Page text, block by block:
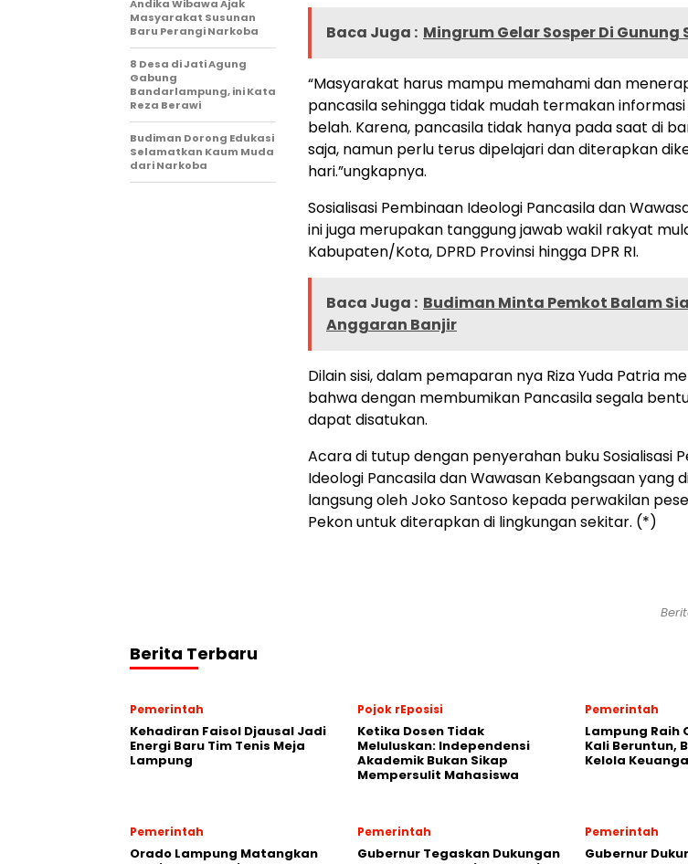
Baca Juga : Mingrum Gelar Sosper Di Gunung
“Masyarakat harus mampu memahami dan
pancasila sehingga tidak mudah termakan
belah. Karena, pancasila tidak hanya pada saat di
saja, namun perlu terus dipelajari dan diterapkan
hari.”ungkapnya.
Sosialisasi Pembinaan Ideologi Pancasila dan
ini juga merupakan tanggung jawab wakil rakyat
Kabupaten/Kota, DPRD Provinsi hingga DPR RI.
Baca Juga : Budiman Minta Pemkot Balam
Anggaran Banjir
Dilain sisi, dalam pemaparan nya Riza Yuda Patria
bahwa dengan membumikan Pancasila segala
dapat disatukan.
Acara di tutup dengan penyerahan buku Sosialisasi
Ideologi Pancasila dan Wawasan Kebangsaan yang
langsung oleh Joko Santoso kepada perwakilan
Pekon untuk diterapkan di lingkungan sekitar. (*)
Andika Wibawa Ajak
Masyarakat Susunan
Baru Perangi Narkoba
8 Desa di Jati Agung
Gabung
Bandarlampung, ini Kata
Reza Berawi
Budiman Dorong Edukasi
Selamatkan Kaum Muda
dari Narkoba
Berita Terbaru
Pemerintah
Kehadiran Faisol Djausal Jadi
Energi Baru Tim Tenis Meja
Lampung
Pojok rEposisi
Ketika Dosen Tidak
Meluluskan: Independensi
Akademik Bukan Sikap
Mempersulit Mahasiswa
Pemerintah
Lampung Raih
Kali Beruntun,
Kelola
Pemerintah
Orado Lampung Matangkan
Pemerintah
Gubernur Tegaskan Dukungan
Pemerintah
Gubernur